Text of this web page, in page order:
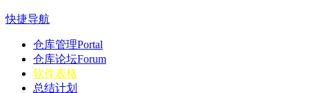
快捷导航
仓库管理Portal
仓库论坛Forum
软件表格
总结计划